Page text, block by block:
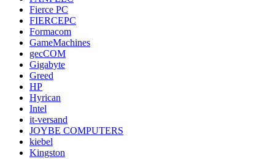
Fierce PC
FIERCEPC
Formacom
GameMachines
gecCOM
Gigabyte
Greed
HP
Hyrican
Intel
it-versand
JOYBE COMPUTERS
kiebel
Kingston